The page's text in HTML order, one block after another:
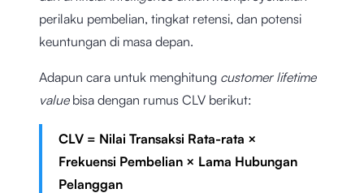
perilaku pembelian, tingkat retensi, dan potensi
keuntungan di masa depan.
Adapun cara untuk menghitung customer lifetime
valuebisa dengan rumus CLV berikut:
CLV = Nilai Transaksi Rata-rata ×
Frekuensi Pembelian × Lama Hubungan
Pelanggan